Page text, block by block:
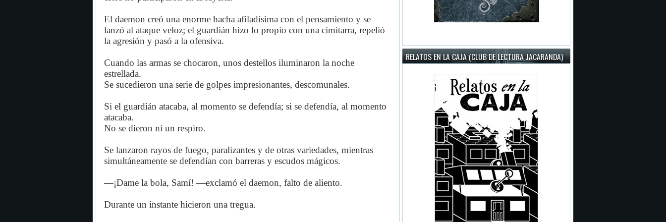
El daemon creó una enorme hacha afiladísima con el pensamiento y se
lanzó al ataque veloz; el guardián hizo lo propio con una cimitarra, repelió
la agresión y pasó a la ofensiva.
Cuando las armas se chocaron, unos destellos iluminaron la noche
estrellada.
Se sucedieron una serie de golpes impresionantes, descomunales.
Si el guardián atacaba, al momento se defendía; si se defendía, al momento
atacaba.
No se dieron ni un respiro.
Se lanzaron rayos de fuego, paralizantes y de otras variedades, mientras
simultáneamente se defendían con barreras y escudos mágicos.
—¡Dame la bola, Samí! —exclamó el daemon, falto de aliento.
Durante un instante hicieron una tregua.
RELATOS EN LA CAJA (CLUB DE LECTURA JACARANDA)